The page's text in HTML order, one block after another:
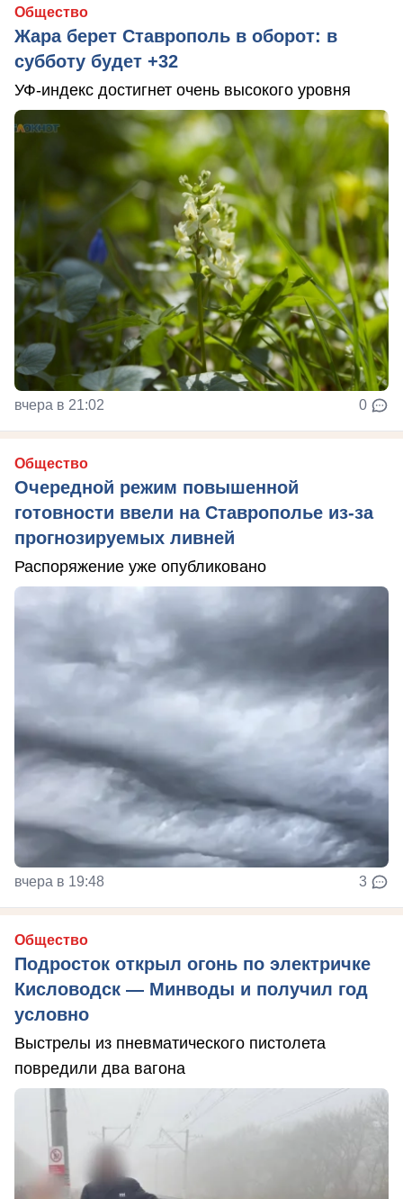
Общество
Жара берет Ставрополь в оборот: в
субботу будет +32
УФ-индекс достигнет очень высокого уровня
вчера в 21:02 0
Общество
Очередной режим повышенной
готовности ввели на Ставрополье из-за
прогнозируемых ливней
Распоряжение уже опубликовано
вчера в 19:48 3
Общество
Подросток открыл огонь по электричке
Кисловодск — Минводы и получил год
условно
Выстрелы из пневматического пистолета
повредили два вагона